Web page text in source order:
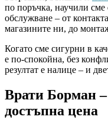
по поръчка, научили сме
обслужване – от
магазините ни, до
Когато сме сигурни в
е по-спокойна, без
резултат е налице – и
Врати Борман –
достъпна цена